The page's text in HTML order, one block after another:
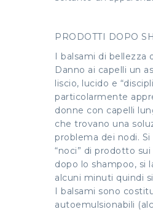
PRODOTTI DOPO
I balsami di bellezza
Danno ai capelli un
liscio, lucido e
particolarmente
donne con capelli
che trovano una
problema dei nodi. Si
“noci” di prodotto
dopo lo shampoo, si
alcuni minuti quindi
I balsami sono
autoemulsionabili